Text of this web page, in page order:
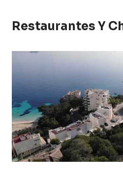
Restaurantes Y